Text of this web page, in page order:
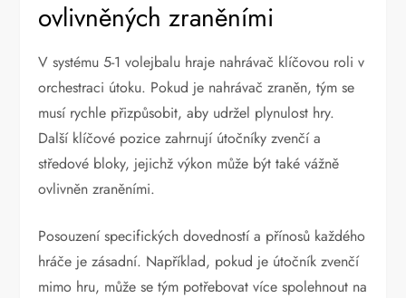
ovlivněných zraněními
V systému 5-1 volejbalu hraje nahrávač klíčovou roli v
orchestraci útoku. Pokud je nahrávač zraněn, tým se
musí rychle přizpůsobit, aby udržel plynulost hry.
Další klíčové pozice zahrnují útočníky zvenčí a
středové bloky, jejichž výkon může být také vážně
ovlivněn zraněními.
Posouzení specifických dovedností a přínosů každého
hráče je zásadní. Například, pokud je útočník zvenčí
mimo hru, může se tým potřebovat více spolehnout na